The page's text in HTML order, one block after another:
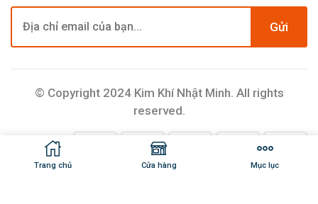
Trang chủ Cửa hàng Mục lục
Gửi
© Copyright 2024 Kim Khí Nhật Minh. All rights
reserved.